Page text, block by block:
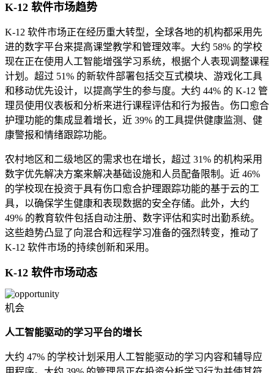
K-12 软件市场趋势
K-12 软件市场正在经历重大转型，全球各地的机构都采用先
进的数字平台来提高课堂教学和管理效率。大约 58% 的学校
现在正在使用人工智能增强学习系统，根据个人表现调整课程
计划。超过 51% 的新软件部署包括交互式模块、游戏化工具
和移动优先设计，以提高学生的参与度。大约 44% 的 K-12 管
理员使用仪表板和分析来进行课程评估和行为报告。伤口愈合
护理功能的集成显着增长，近 39% 的工具提供健康监测、健
康警报和情绪跟踪功能。
农村地区和二级地区的需求也在增长，超过 31% 的机构采用
数字优先解决方案来解决基础设施和人员配备限制。近 46%
的学校现在投资于具有伤口愈合护理跟踪功能的基于云的工
具，以确保学生健康和表现数据的安全存储。此外，大约
49% 的教育软件包括自动注册、数字评估和实时出勤系统。
这些趋势凸显了向混合和远程学习准备的强烈转变，推动了
K-12 软件市场的持续创新和采用。
K-12 软件市场动态
机会
人工智能驱动的学习平台的增长
大约 47% 的学校计划采用人工智能驱动的学习内容和辅导应